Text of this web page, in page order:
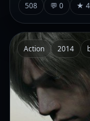
508 💬 0 ★
Action 2014